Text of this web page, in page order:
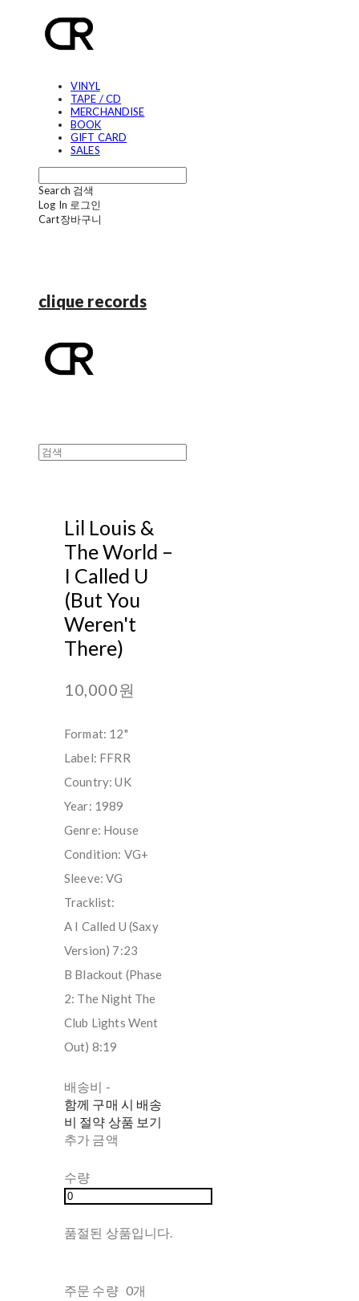
VINYL
TAPE / CD
MERCHANDISE
BOOK
GIFT CARD
SALES
Search 검색
Log In 로그인
Cart장바구니
clique records
Lil Louis &
The World –
I Called U
(But You
Weren't
There)
10,000원
Format: 12"
Label: FFRR
Country: UK
Year: 1989
Genre: House
Condition: VG+
Sleeve: VG
Tracklist:
A I Called U (Saxy
Version) 7:23
B Blackout (Phase
2: The Night The
Club Lights Went
Out) 8:19
배송비 -
함께 구매 시 배송
비 절약 상품 보기
추가 금액
수량
품절된 상품입니다.
주문 수량 0개